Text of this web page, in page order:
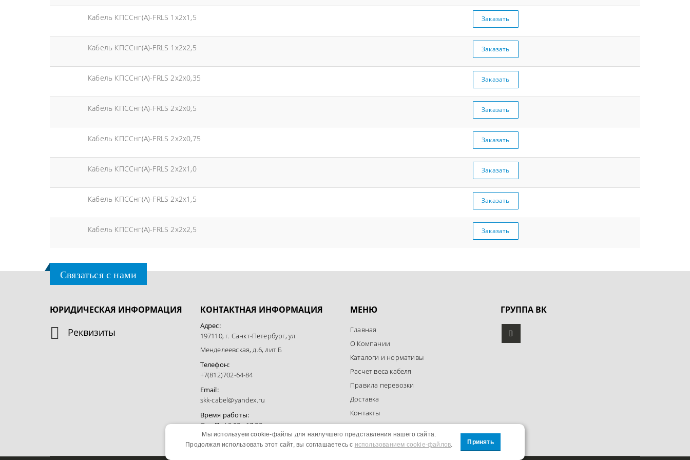
Кабель КПССнг(А)-FRLS 1x2x1,5 Заказать
Кабель КПССнг(А)-FRLS 1x2x2,5 Заказать
Кабель КПССнг(А)-FRLS 2x2x0,35 Заказать
Кабель КПССнг(А)-FRLS 2x2x0,5 Заказать
Кабель КПССнг(А)-FRLS 2x2x0,75 Заказать
Кабель КПССнг(А)-FRLS 2x2x1,0 Заказать
Кабель КПССнг(А)-FRLS 2x2x1,5 Заказать
Кабель КПССнг(А)-FRLS 2x2x2,5 Заказать
Связаться с нами
ЮРИДИЧЕСКАЯ ИНФОРМАЦИЯ
Реквизиты
КОНТАКТНАЯ ИНФОРМАЦИЯ
Адрес:
197110, г. Санкт-Петербург, ул.
Менделеевская, д.6, лит.Б
Телефон:
+7(812)702-64-84
Email:
skk-cabel@yandex.ru
Время работы:
Пн - Пт / 9:00 - 17:00
МЕНЮ
Главная
О Компании
Каталоги и нормативы
Расчет веса кабеля
Правила перевозки
Доставка
Контакты
Политика конфиденциальности
ГРУППА ВК
Мы используем cookie-файлы для наилучшего представления нашего сайта.
Продолжая использовать этот сайт, вы соглашаетесь с использованием cookie-файлов. Принять